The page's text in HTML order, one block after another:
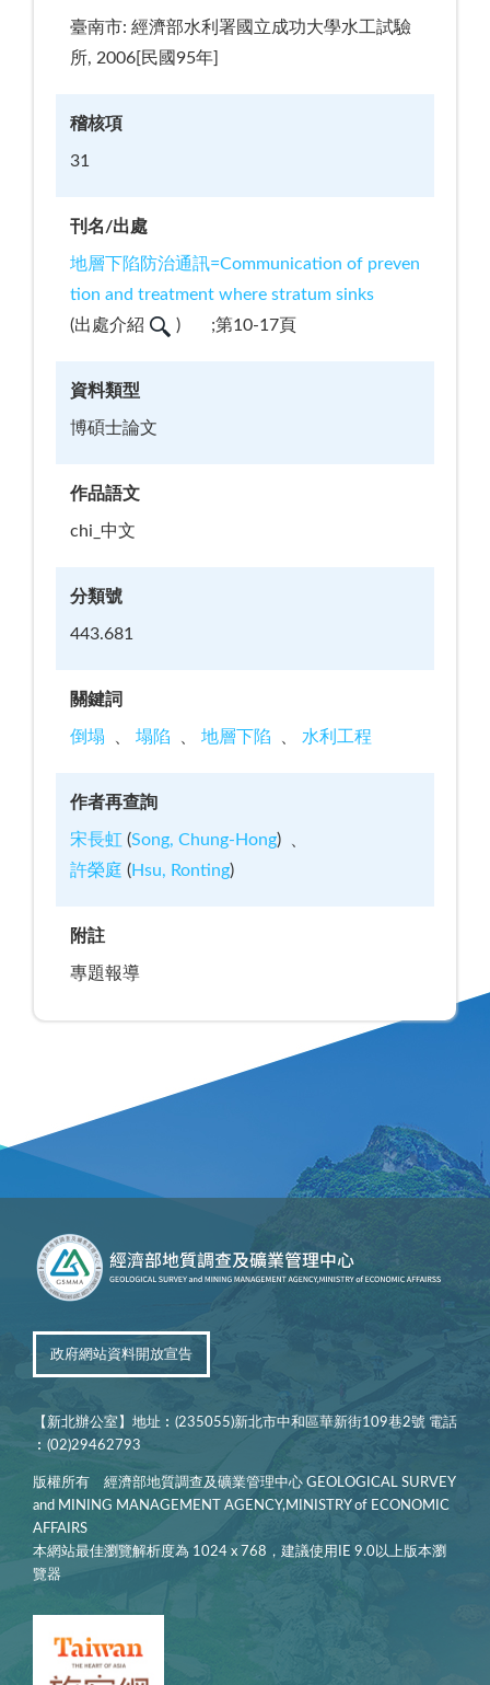
臺南市: 經濟部水利署國立成功大學水工試驗
所, 2006[民國95年]
稽核項
31
刊名/出處
地層下陷防治通訊=Communication of preven
tion and treatment where stratum sinks
(出處介紹 ) ;第10-17頁
資料類型
博碩士論文
作品語文
chi_中文
分類號
443.681
關鍵詞
倒塌 塌陷 地層下陷 水利工程
作者再查詢
宋長虹 (Song, Chung-Hong)
許榮庭 (Hsu, Ronting)
附註
專題報導
政府網站資料開放宣告
【新北辦公室】地址︰(235055)新北市中和區華新街109巷2號 電話
︰(02)29462793
版權所有 經濟部地質調查及礦業管理中心 GEOLOGICAL SURVEY
and MINING MANAGEMENT AGENCY,MINISTRY of ECONOMIC
AFFAIRS
本網站最佳瀏覽解析度為 1024 x 768，建議使用IE 9.0以上版本瀏
覽器